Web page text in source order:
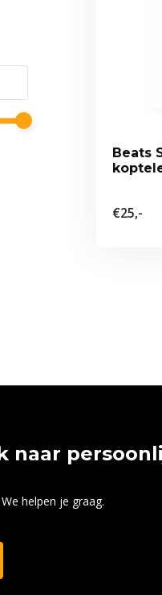
Beats
€25,-
naar
helpen je graag.